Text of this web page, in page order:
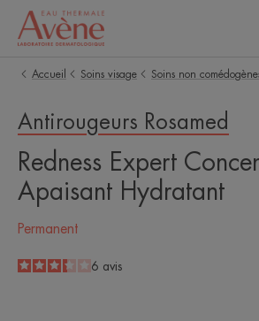
Accueil
Soins visage Soins non
Antirougeurs Rosamed
Redness Expert
Apaisant Hydratant
Permanent
3.3
/
5
6 avis